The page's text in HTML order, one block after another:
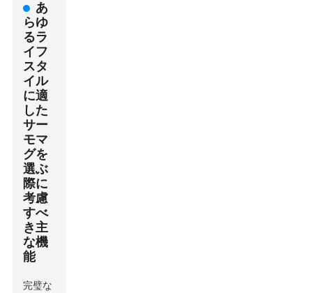
あ
らゆ
るラ
イフ
スタ
イル
に適
した
サー
モマ
グを
選ぶ
際に
考慮
すべ
き主
な機
能
完璧な